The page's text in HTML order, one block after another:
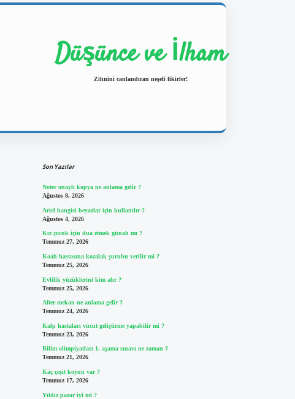
Düşünce ve İlham
Zihnini canlandıran neşeli fikirler!
Son Yazılar
Noter onaylı kopya ne anlama gelir ?
Ağustos 8, 2026
Ariel hangisi beyazlar için kullanılır ?
Ağustos 4, 2026
Kız çocuk için dua etmek günah mı ?
Temmuz 27, 2026
Koah hastasına kozalak şurubu verilir mi ?
Temmuz 25, 2026
Evlilik yüzüklerini kim alır ?
Temmuz 25, 2026
After mekan ne anlama gelir ?
Temmuz 24, 2026
Kalp hastaları vücut geliştirme yapabilir mi ?
Temmuz 23, 2026
Bilim olimpiyatları 1. aşama sınavı ne zaman ?
Temmuz 21, 2026
Kaç çeşit koyun var ?
Temmuz 17, 2026
Yıldız pazar iyi mi ?